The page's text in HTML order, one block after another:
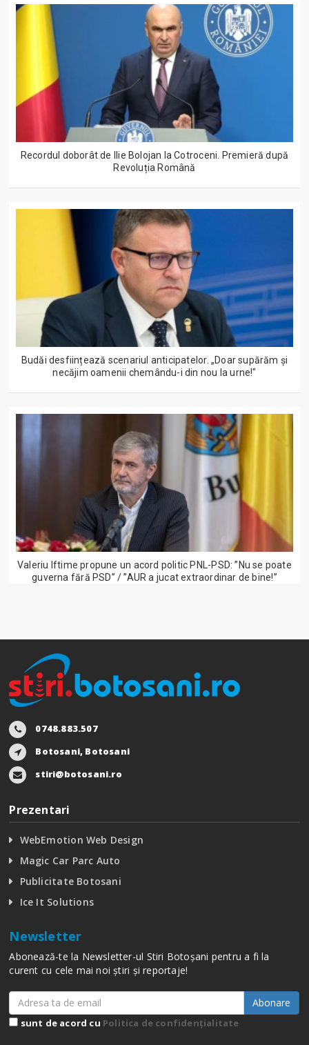
Recordul doborât de Ilie Bolojan la Cotroceni. Premieră după
Revoluția Română
Budăi desființează scenariul anticipatelor. „Doar supărăm și
necăjim oamenii chemându-i din nou la urne!"
Valeriu Iftime propune un acord politic PNL-PSD: ”Nu se poate
guverna fără PSD” / ”AUR a jucat extraordinar de bine!”
0748.883.507
Botosani, Botosani
stiri@botosani.ro
Prezentari
WebEmotion Web Design
Magic Car Parc Auto
Publicitate Botosani
Ice It Solutions
Newsletter
Abonează-te la Newsletter-ul Stiri Botoșani pentru a fi la
curent cu cele mai noi știri și reportaje!
Abonare
sunt de acord cu Politica de confidențialitate